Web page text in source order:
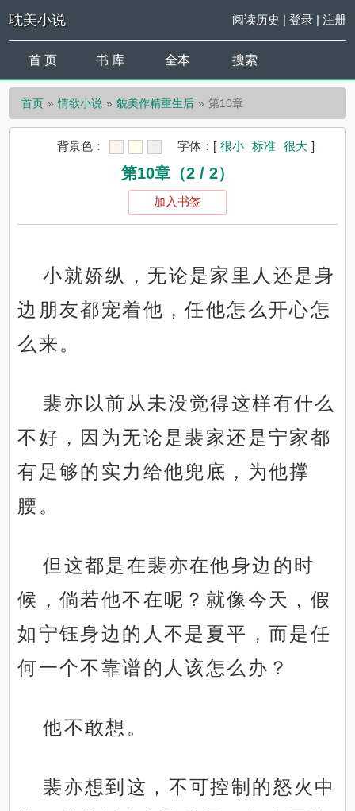
耽美小说 阅读历史 | 登录| 注册
首 页 书 库 全本 搜索
首页 情欲小说 貌美作精重生后 第10章
背景色： 字体： [ 很小 标准 很大 ]
第10章（2 / 2）
加入书签
小就娇纵，无论是家里人还是身
边朋友都宠着他，任他怎么开心怎
么来。
裴亦以前从未没觉得这样有什么
不好，因为无论是裴家还是宁家都
有足够的实力给他兜底，为他撑
腰。
但这都是在裴亦在他身边的时
候，倘若他不在呢？就像今天，假
如宁钰身边的人不是夏平，而是任
何一个不靠谱的人该怎么办？
他不敢想。
裴亦想到这，不可控制的怒火中